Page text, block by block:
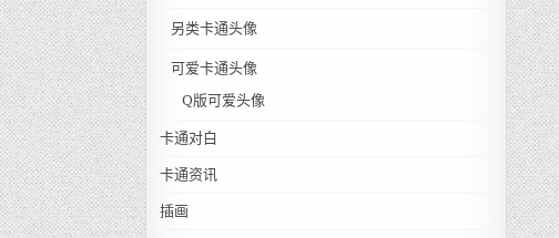
另类卡通头像
可爱卡通头像
Q版可爱头像
卡通对白
卡通资讯
插画